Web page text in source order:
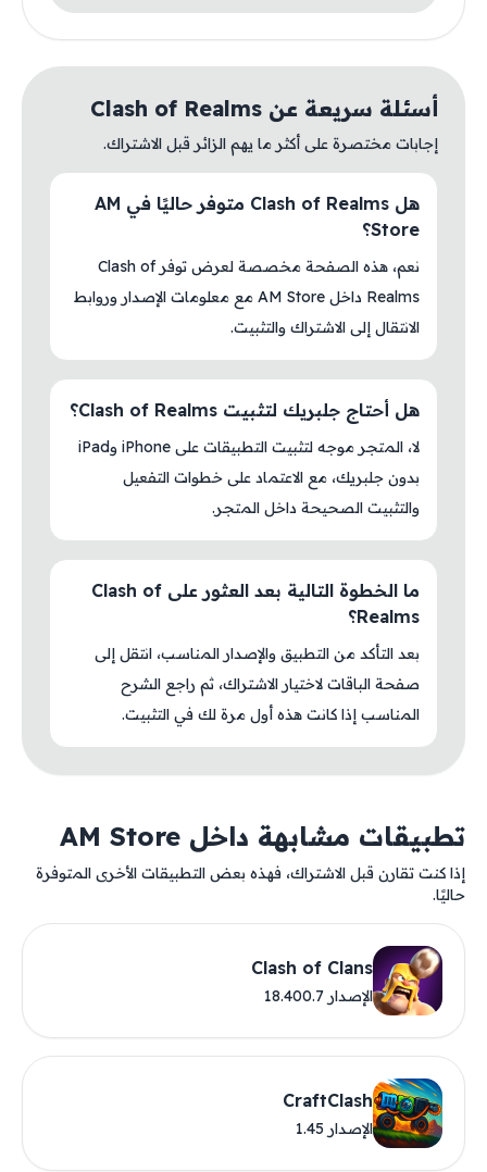
أسئلة سريعة عن Clash of Realms
إجابات مختصرة على أكثر ما يهم الزائر قبل الاشتراك.
هل Clash of Realms متوفر حاليًا في AM
Store؟
نعم، هذه الصفحة مخصصة لعرض توفر Clash of
Realms داخل AM Store مع معلومات الإصدار وروابط
الانتقال إلى الاشتراك والتثبيت.
هل أحتاج جلبريك لتثبيت Clash of Realms؟
لا، المتجر موجه لتثبيت التطبيقات على iPhone وiPad
بدون جلبريك، مع الاعتماد على خطوات التفعيل
والتثبيت الصحيحة داخل المتجر.
ما الخطوة التالية بعد العثور على Clash of
Realms؟
بعد التأكد من التطبيق والإصدار المناسب، انتقل إلى
صفحة الباقات لاختيار الاشتراك، ثم راجع الشرح
المناسب إذا كانت هذه أول مرة لك في التثبيت.
تطبيقات مشابهة داخل AM Store
إذا كنت تقارن قبل الاشتراك، فهذه بعض التطبيقات الأخرى المتوفرة
حاليًا.
Clash of Clans
الإصدار 18.400.7
CraftClash
الإصدار 1.45